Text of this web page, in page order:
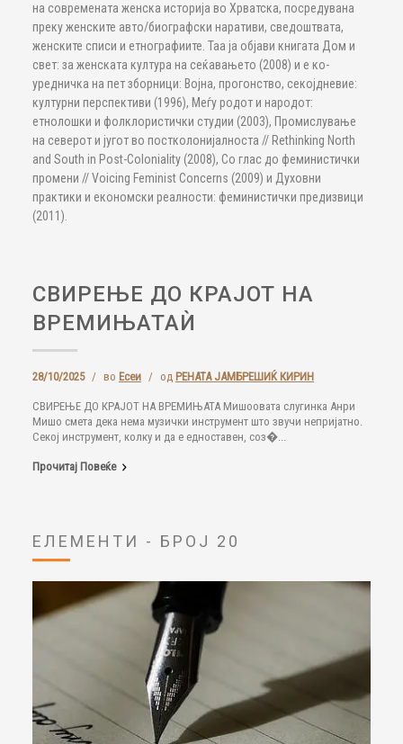
на современата женска историја во Хрватска, посредувана
преку женските авто/биографски наративи, сведоштвата,
женските списи и етнографиите. Таа ја објави книгата Дом и
свет: за женската култура на сеќавањето (2008) и е ко-
уредничка на пет зборници: Војна, прогонство, секојдневие:
културни перспективи (1996), Меѓу родот и народот:
етнолошки и фолклористички студии (2003), Промислување
на северот и југот во постколонијалноста // Rethinking North
and South in Post-Coloniality (2008), Со глас до феминистички
промени // Voicing Feminist Concerns (2009) и Духовни
практики и економски реалности: феминистички предизвици
(2011).
СВИРЕЊЕ ДО КРАЈОТ НА
ВРЕМИЊАТАЍ
28/10/2025 / во Есеи / од РЕНАТА ЈАМБРЕШИЌ КИРИН
СВИРЕЊЕ ДО КРАЈОТ НА ВРЕМИЊАТА Мишоовата слугинка Анри
Мишо смета дека нема музички инструмент што звучи непријатно.
Секој инструмент, колку и да е едноставен, соз�...
Прочитај Повеќе
ЕЛЕМЕНТИ - БРОЈ 20